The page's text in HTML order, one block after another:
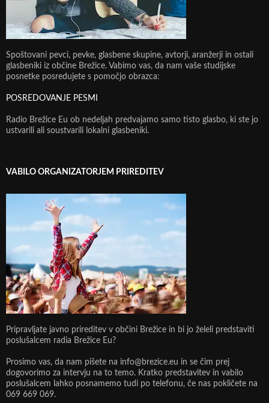
Spoštovani pevci, pevke, glasbene skupine, avtorji, aranžerji in ostali
glasbeniki iz občine Brežice. Vabimo vas, da nam vaše studijske
posnetke posredujete s pomočjo obrazca:
POSREDOVANJE PESMI
Radio Brežice Eu ob nedeljah predvajamo samo tisto glasbo, ki ste jo
ustvarili ali soustvarili lokalni glasbeniki.
VABILO ORGANIZATORJEM PRIREDITEV
Pripravljate javno prireditev v občini Brežice in bi jo želeli predstaviti
poslušalcem radia Brežice Eu?
Prosimo vas, da nam pišete na info@brezice.eu in se čim prej
dogovorimo za intervju na to temo. Kratko predstavitev in vabilo
poslušalcem lahko posnamemo tudi po telefonu, če nas pokličete na
069 669 069.